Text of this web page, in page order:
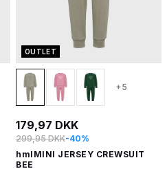
OUTLET
+5
179,97 DKK
299,95 DKK-40%
hmlMINI JERSEY CREWSUIT
BEE